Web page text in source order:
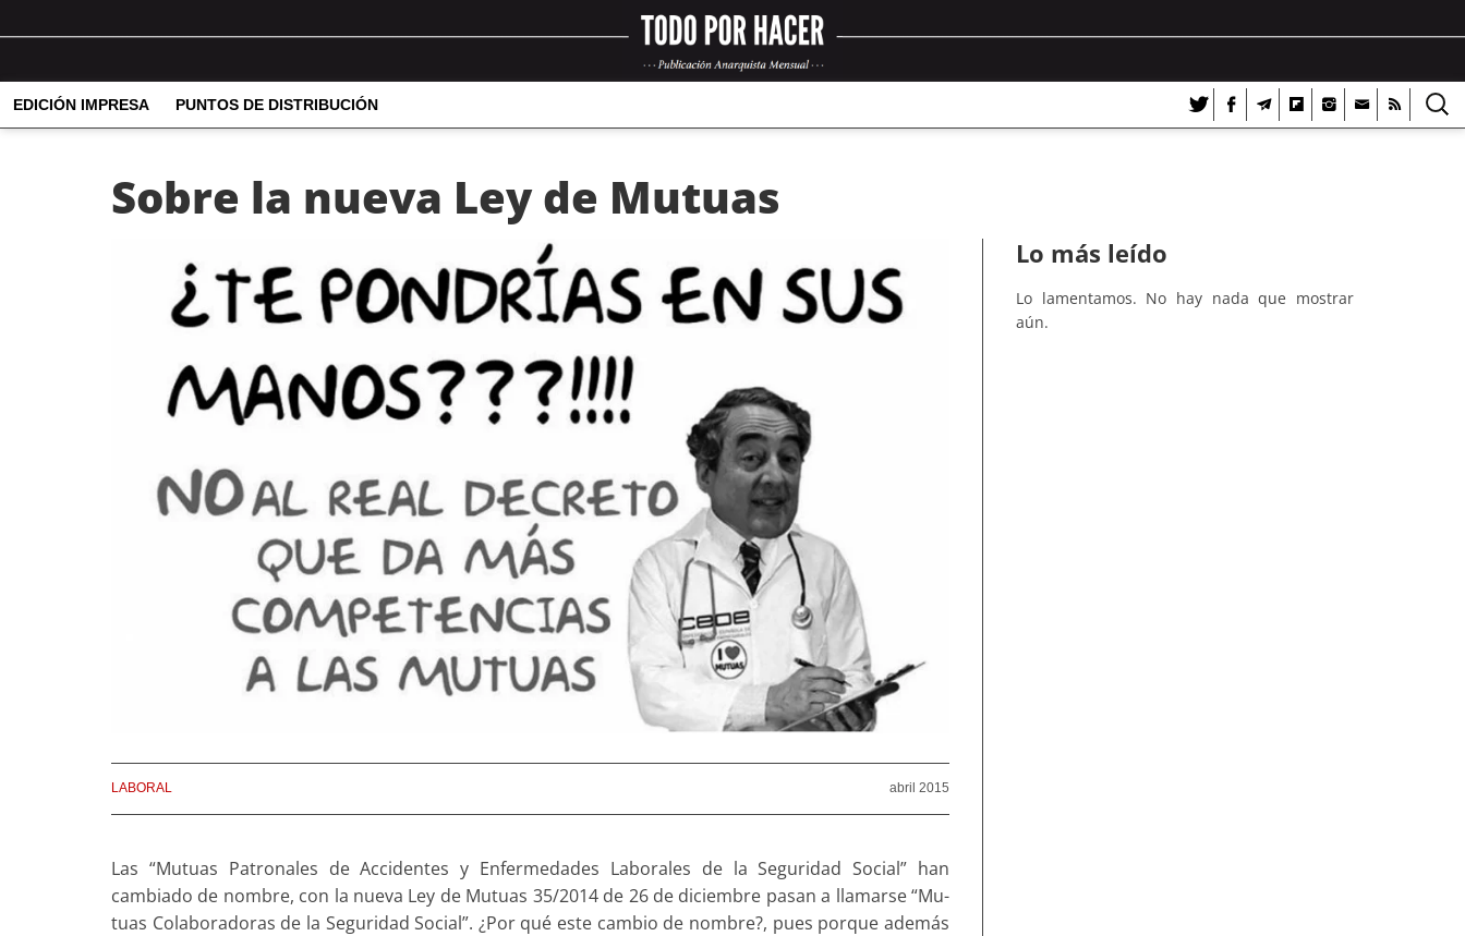
EDICIÓN IMPRESA PUNTOS DE DISTRIBUCIÓN
Sobre la nueva Ley de Mutuas
abril 2015
LABORAL
Las “Mutuas Patronales de Accidentes y Enfermedades Labora­les de la Seguridad Social” han
cambiado de nombre, con la nueva Ley de Mutuas 35/2014 de 26 de diciembre pasan a llamarse “Mu­
tuas Colaboradoras de la Seguridad Social”. ¿Por qué este cambio de nombre?, pues porque además
Lo más leído
Lo lamentamos. No hay nada que mostrar
aún.